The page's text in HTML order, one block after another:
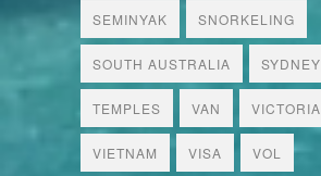
SEMINYAK SNORKELING
SOUTH AUSTRALIA SYDNEY
TEMPLES VAN VICTORIA
VIETNAM VISA VOL